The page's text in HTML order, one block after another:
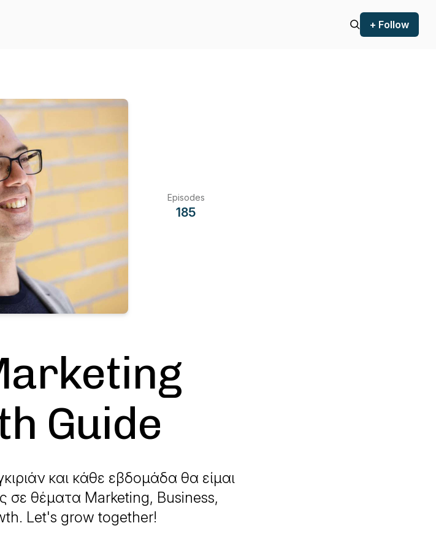
+ Follow
Episodes
185
Guide
και κάθε εβδομάδα θα είμαι
σε θέματα Marketing, Business,
Let's grow together!